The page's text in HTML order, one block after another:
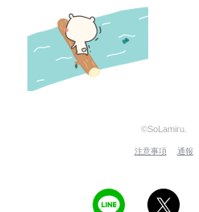
©SoLamiru.
注意事項 通報